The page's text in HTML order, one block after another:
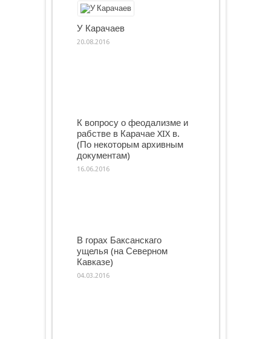
У Карачаев
20.08.2016
К вопросу о феодализме и
рабстве в Карачае XIX в.
(По некоторым архивным
документам)
16.06.2016
В горах Баксанскаго
ущелья (на Северном
Кавказе)
04.03.2016